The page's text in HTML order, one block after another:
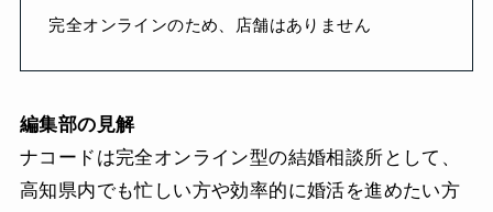
完全オンラインのため、店舗はありません
編集部の見解
ナコードは完全オンライン型の結婚相談所として、
高知県内でも忙しい方や効率的に婚活を進めたい方